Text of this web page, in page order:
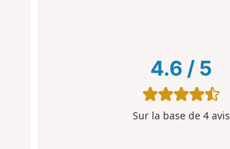
4.6 / 5
Sur la base de 4avis